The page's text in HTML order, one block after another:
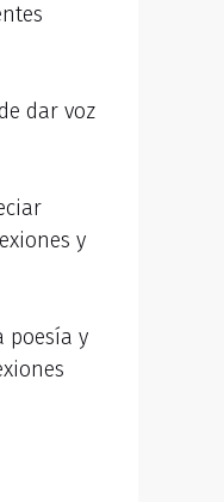
dar voz
y
poesía y